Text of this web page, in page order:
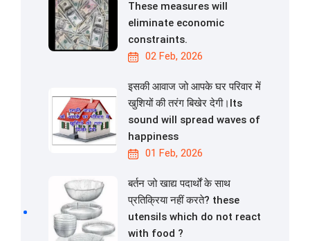
These measures will
eliminate economic
constraints.
02 Feb, 2026
इसकी आवाज जो आपके घर परिवार में
खुशियों की तरंग बिखेर देगी।Its
sound will spread waves of
happiness
01 Feb, 2026
बर्तन जो खाद्य पदार्थों के साथ
प्रतिक्रिया नहीं करते? these
utensils which do not react
with food ?